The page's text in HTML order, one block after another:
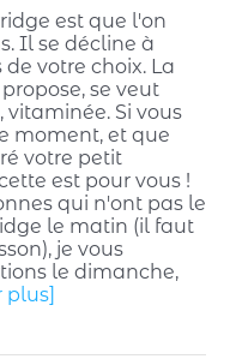
est que l'on
Il se décline à
votre choix. La
se veut
Si vous
moment, et que
votre petit
est pour vous !
qui n'ont pas le
le matin (il faut
je vous
le dimanche,
plus]